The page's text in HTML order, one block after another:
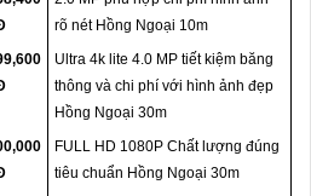
rõ nét Hồng Ngoại 10m
Ultra 4k lite 4.0 MP tiết kiệm băng
thông và chi phí với hình ảnh đẹp
Hồng Ngoại 30m
FULL HD 1080P Chất lượng đúng
tiêu chuẩn Hồng Ngoại 30m